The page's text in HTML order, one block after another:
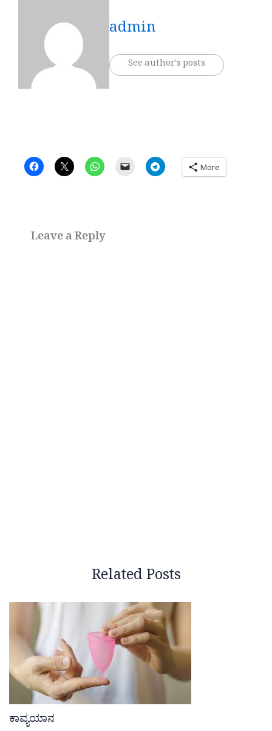
admin
See author's posts
More
Leave a Reply
Related Posts
ಕಾವ್ಯಯಾನ